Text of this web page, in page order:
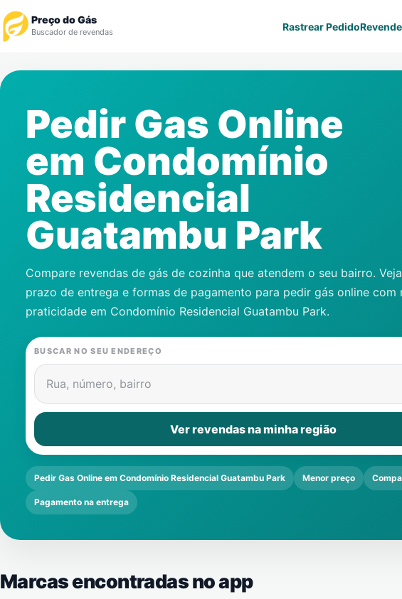
Preço do Gás
Buscador de revendas Rastrear Pedido
Revendedor
Notícias
Cadastre-se
Gás
Pedir Gas Online
em Condomínio
Residencial
Guatambu Park
Compare revendas de gás de cozinha que atendem o seu bairro.
prazo de entrega e formas de pagamento para pedir gás online com
praticidade em Condomínio Residencial Guatambu Park.
BUSCAR NO SEU ENDEREÇO
Rua, número, bairro
Ver revendas na minha região
Pedir Gas Online em Condomínio Residencial Guatambu Park Menor preço
Pagamento na entrega
Marcas encontradas no app